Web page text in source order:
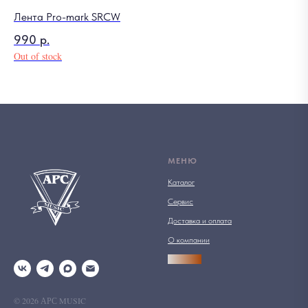
Лента Pro-mark SRCW
990 р.
Out of stock
© 2026 АРС MUSIC
МЕНЮ
Каталог
Сервис
Доставка и оплата
О компании